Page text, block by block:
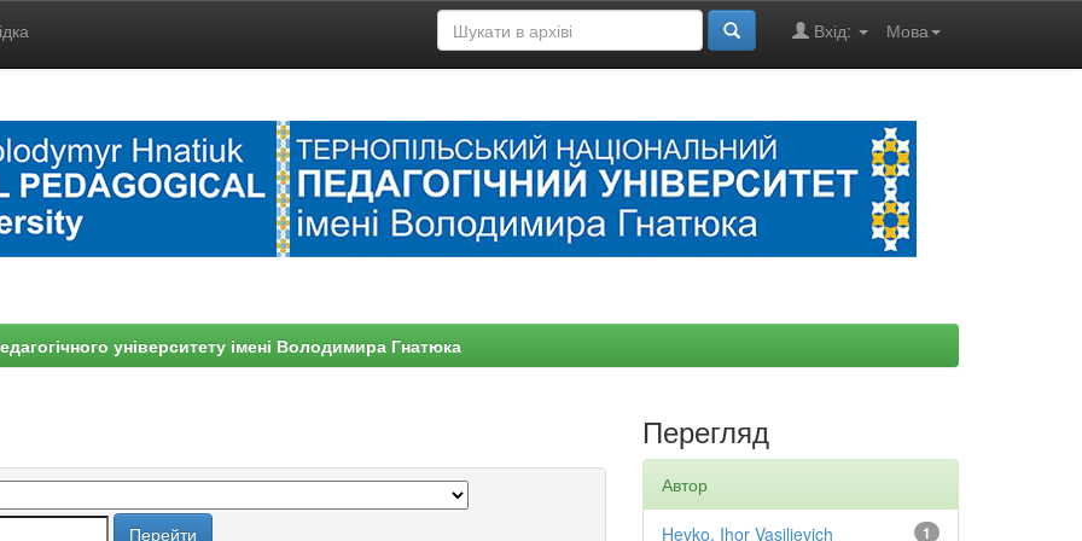
Мова
Вхід:
університету імені Володимира Гнатюка
Перегляд
Автор
1
Hevko, Ihor Vasilievich